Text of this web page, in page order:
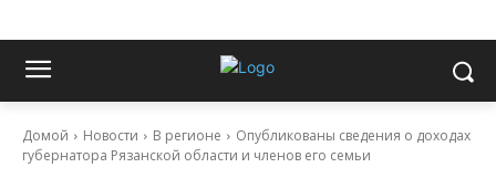
Домой Новости В регионе
Опубликованы сведения о доходах
губернатора Рязанской области и членов его семьи